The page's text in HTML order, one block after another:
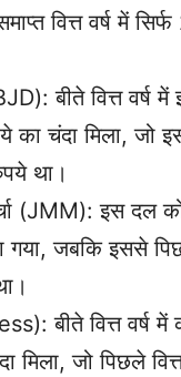
वित्त वर्ष में
बीते वित्त वर्ष में
चंदा मिला, जो
था।
(JMM): इस दल
गया, जबकि इससे
बीते वित्त वर्ष में
मिला, जो पिछले